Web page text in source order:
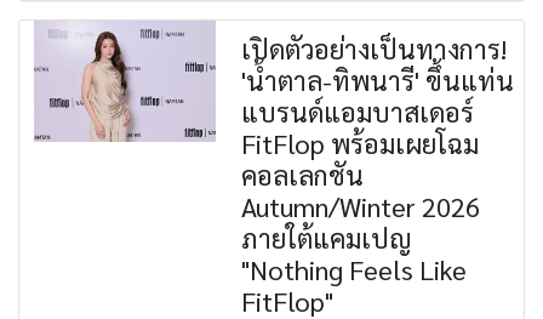
เปิดตัวอย่างเป็นทางการ!
'น้ำตาล-ทิพนารี' ขึ้นแท่น
แบรนด์แอมบาสเดอร์
FitFlop พร้อมเผยโฉม
คอลเลกชัน
Autumn/Winter 2026
ภายใต้แคมเปญ
"Nothing Feels Like
FitFlop"